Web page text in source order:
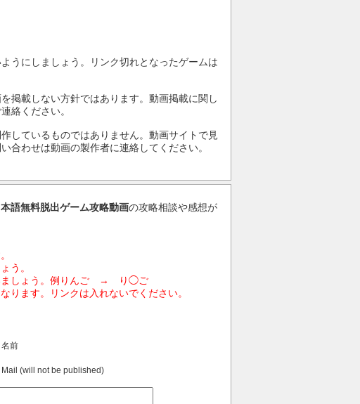
うにしましょう。リンク切れとなったゲームは
掲載しない方針ではあります。動画掲載に関し
絡ください。
しているものではありません。動画サイトで見
合わせは動画の製作者に連絡してください。
語無料脱出ゲーム攻略動画の攻略相談や感想が
う。
ましょう。例りんご → り◯ご
ります。リンクは入れないでください。
名前
Mail (will not be published)